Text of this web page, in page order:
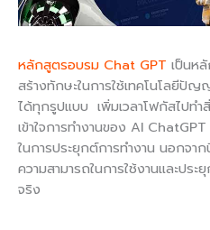
หลักสูตรอบรม Chat GPT เป็นห
สร้างทักษะในการใช้เทคโนโลยีปัญ
ได้ทุกรูปแบบ เพิ่มเวลาโฟกัสไปทำ
เข้าใจการทำงานของ AI
ในการประยุกต์การทำงาน นอกจา
ความสามารถในการใช้งานและปร
จริง